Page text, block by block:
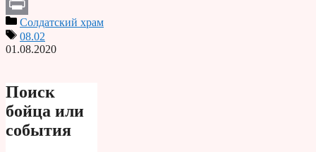
Telegram
PrintСолдатский храм
08.02
01.08.2020
Поиск
бойца или
события